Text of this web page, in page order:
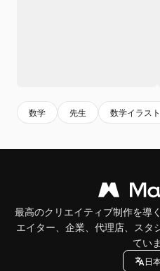
数学 先生 数学イラスト
最高のクリエイティブ制作を導
エイター、企業、代理店、スタ
てい
日